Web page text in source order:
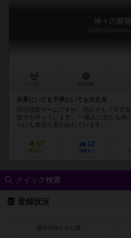
神々の黄昏
天界にいても下界にいても大丈夫
招待隠匿ゲームですが、死んでも？大丈
能力を持っています。 一般人に当たる神
らにも裏切り者が紛れています。...
12
興味あり
12
経験あり
クイック検索
登録状況
最近登録された順